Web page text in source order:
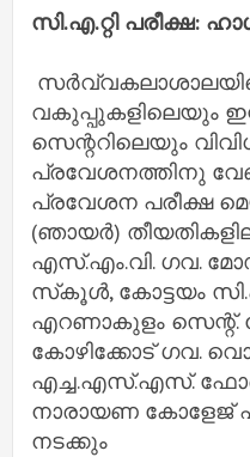
സി.എ.റ്റി പരീക്ഷ: ഹാൾ
വകുപ്പുകളിലെയും
സെന്ററിലെയും
പ്രവേശനത്തിനു
പ്രവേശന പരീക്ഷ
(ഞായർ)
എസ്.എം.വി. ഗവ.
സ്‌കൂൾ, കോട്ടയം
എറണാകുളം
കോഴിക്കോട് ഗവ.
എച്ച.എസ്.എസ്.
നാരായണ കോളേജ്
നടക്കും